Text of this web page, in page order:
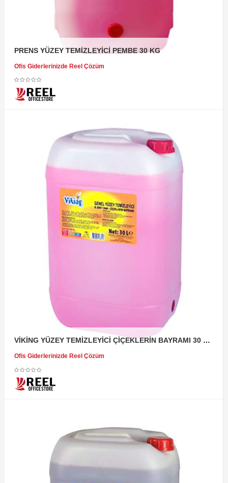
PRENS YÜZEY TEMİZLEYİCİ PEMBE 30 KG
Ofis Giderlerinizde Reel Çözüm
VİKİNG YÜZEY TEMİZLEYİCİ ÇİÇEKLERİN BAYRAMI 30 KG
Ofis Giderlerinizde Reel Çözüm